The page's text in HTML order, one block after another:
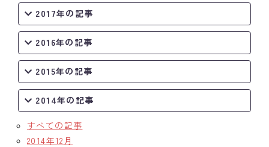
2017年の記事
2016年の記事
2015年の記事
2014年の記事
すべての記事
2014年12月